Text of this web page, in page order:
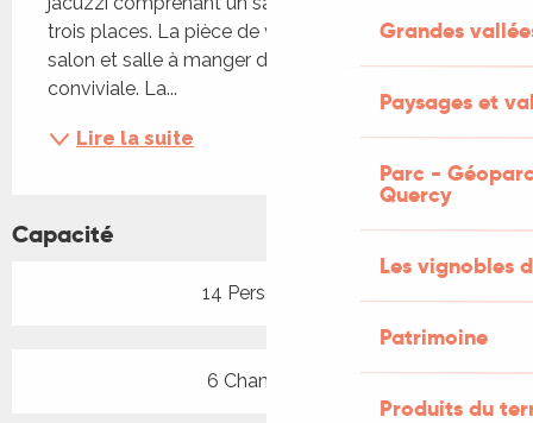
Grandes
Paysages et
Parc -
Quercy
Les vignobles
Patrimoine
Produits du
trois places. La pièce de vie lumineuse réunit
salon et salle à manger dans une atmosphère
conviviale. La...
Lire la suite
Capacité
14 Personne(s)
6 Chambre(s)